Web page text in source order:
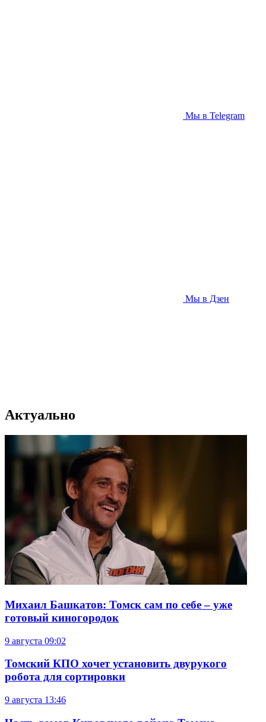
Мы в Telegram
Мы в Дзен
Актуально
Михаил Башкатов: Томск сам по себе – уже
готовый киногородок
9 августа 09:02
Томский КПО хочет установить двурукого
робота для сортировки
9 августа 13:46